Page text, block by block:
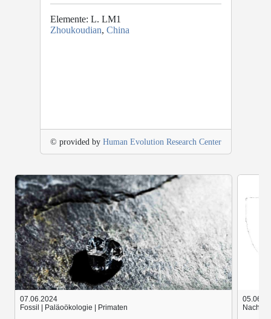
Elemente: L. LM1
Zhoukoudian, China
© provided by Human Evolution Research Center
07.06.2024
Fossil | Paläoökologie | Primaten
Nach